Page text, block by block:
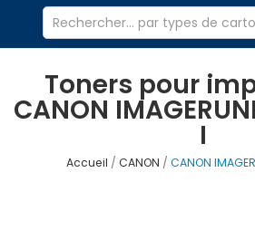
Toners pour
CANON
I
Accueil CANON CANON